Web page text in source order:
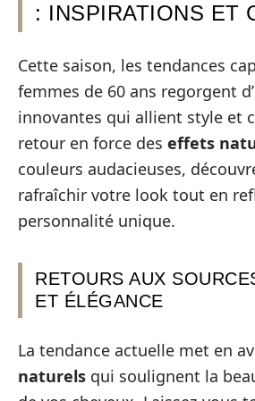
: INSPIRATIONS ET
Cette saison, les tendances
femmes de 60 ans regorgent d’
innovantes qui allient style et
retour en force des effets
couleurs audacieuses,
rafraîchir votre look tout en
personnalité unique.
RETOURS AUX
ET ÉLÉGANCE
La tendance actuelle met en
naturels qui soulignent la